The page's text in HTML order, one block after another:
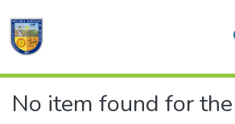
Communities & Collections
No item found for